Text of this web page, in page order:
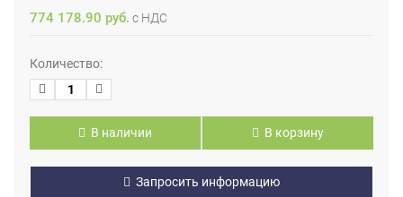
774 178.90 руб. с НДС
Количество:
В наличии В корзину
Запросить информацию